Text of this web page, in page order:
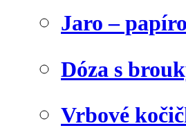
Jaro –
Dóza s
Vrbové